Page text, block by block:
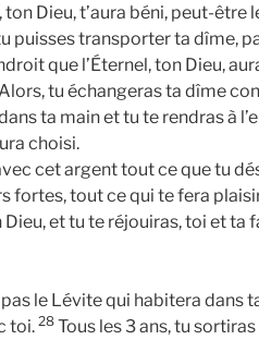
ton Dieu, t’aura béni, peut-être
puisses transporter ta dîme,
que l’Éternel, ton Dieu,
Alors, tu échangeras ta dîme
ta main et tu te rendras à
choisi.
cet argent tout ce que tu
fortes, tout ce qui te fera
Dieu, et tu te réjouiras, toi et ta
le Lévite qui habitera dans
toi. 28 Tous les 3 ans, tu